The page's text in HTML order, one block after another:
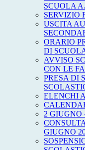
SCUOLA
SERVIZIO
USCITA
ORARIO
DI
AVVISO
CON LE
PRESA DI
ELENCHI
2 GIUGNO
GIUGNO